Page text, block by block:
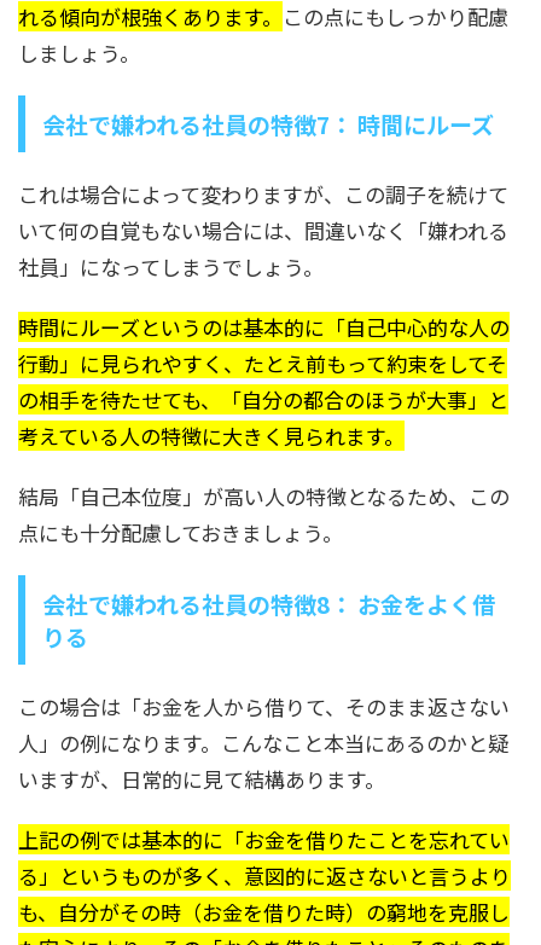
れる傾向が根強くあります。 この点にもしっかり配慮
しましょう。
会社で嫌われる社員の特徴7： 時間にルーズ
これは場合によって変わりますが、この調子を続けて
いて何の自覚もない場合には、間違いなく「嫌われる
社員」になってしまうでしょう。
時間にルーズというのは基本的に「自己中心的な人の
行動」に見られやすく、たとえ前もって約束をしてそ
の相手を待たせても、「自分の都合のほうが大事」と
考えている人の特徴に大きく見られます。
結局「自己本位度」が高い人の特徴となるため、この
点にも十分配慮しておきましょう。
会社で嫌われる社員の特徴8： お金をよく借
りる
この場合は「お金を人から借りて、そのまま返さない
人」の例になります。こんなこと本当にあるのかと疑
いますが、日常的に見て結構あります。
上記の例では基本的に「お金を借りたことを忘れてい
る」というものが多く、意図的に返さないと言うより
も、自分がその時（お金を借りた時）の窮地を克服し